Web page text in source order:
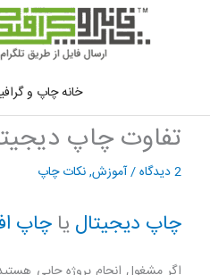
خانه چاپ و
تفاوت چاپ
2 دیدگاه /آموزش,نکات چاپ
چاپ دیجیتالیا چاپ